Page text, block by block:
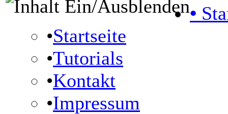
•
•Startseite
•Tutorials
•Kontakt
•Impressum